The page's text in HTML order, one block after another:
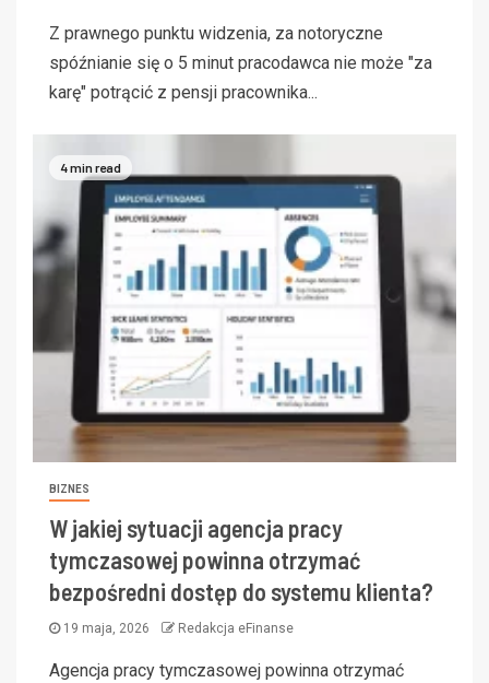
Z prawnego punktu widzenia, za notoryczne
spóźnianie się o 5 minut pracodawca nie może "za
karę" potrącić z pensji pracownika...
4 min read
BIZNES
W jakiej sytuacji agencja pracy
tymczasowej powinna otrzymać
bezpośredni dostęp do systemu klienta?
19 maja, 2026 Redakcja eFinanse
Agencja pracy tymczasowej powinna otrzymać